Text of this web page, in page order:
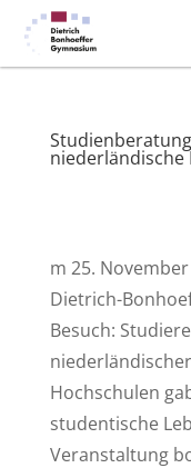
niederländische
m 25.
Dietrich-
Besuch:
Hochschulen
studentische
Veranstaltung